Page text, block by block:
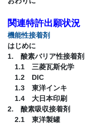
関連特許出願状況
機能性接着剤
はじめに
1. 酸素バリア性接着剤
1.1 三菱瓦斯化学
1.2 DIC
1.3 東洋インキ
1.4 大日本印刷
2. 酸素吸収接着剤
2.1 東洋製罐